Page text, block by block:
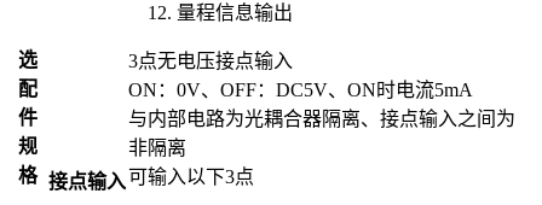
选
配
件
规
格
量程信息输出
接点输入
3点无电压接点输入
ON：0V、OFF：DC5V、ON时电流5mA
与内部电路为光耦合器隔离、接点输入之间为
非隔离
可输入以下3点